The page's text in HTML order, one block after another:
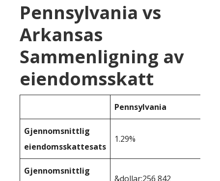
Pennsylvania vs
Arkansas
Sammenligning av
eiendomsskatt
Pennsylvania
Gjennomsnittlig
eiendomsskattesats
1.29%
Gjennomsnittlig
&dollar;256 842